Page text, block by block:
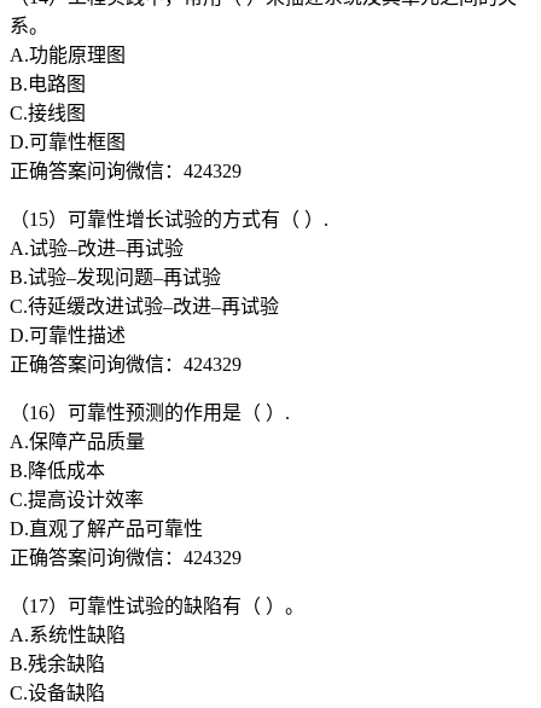
系。
A.功能原理图
B.电路图
C.接线图
D.可靠性框图
正确答案问询微信：424329
（15）可靠性增长试验的方式有（ ）.
A.试验–改进–再试验
B.试验–发现问题–再试验
C.待延缓改进试验–改进–再试验
D.可靠性描述
正确答案问询微信：424329
（16）可靠性预测的作用是（ ）.
A.保障产品质量
B.降低成本
C.提高设计效率
D.直观了解产品可靠性
正确答案问询微信：424329
（17）可靠性试验的缺陷有（ ）。
A.系统性缺陷
B.残余缺陷
C.设备缺陷